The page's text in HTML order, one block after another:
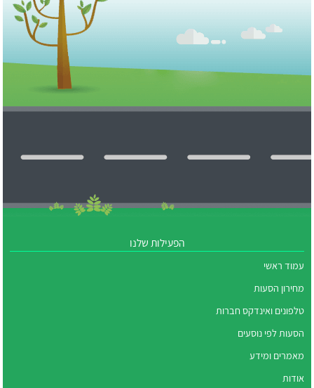
הפעילות שלנו
עמוד ראשי
מחירון הסעות
טלפונים ואינדקס חברות
הסעות לפי נוסעים
מאמרים ומידע
אודות